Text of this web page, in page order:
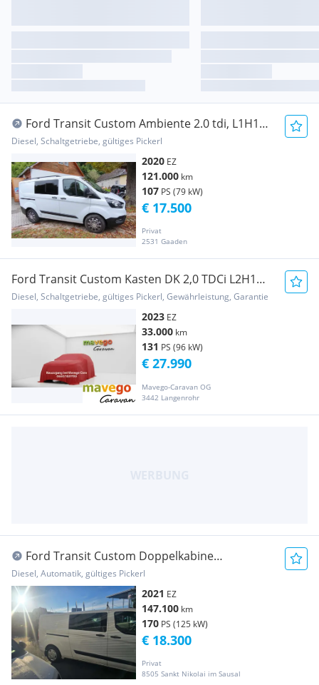
Ford Transit Custom Ambiente 2.0 tdi, L1H1
Transporter / Kastenwagen
Diesel, Schaltgetriebe, gültiges Pickerl
2020 EZ
121.000 km
107 PS (79 kW)
Privat
2531 Gaaden
€ 17.500
Ford Transit Custom Kasten DK 2,0 TDCi L2H1
320 Tren... Transporter / Kastenwagen
Diesel, Schaltgetriebe, gültiges Pickerl, Gewährleistung, Garantie
2023 EZ
33.000 km
131 PS (96 kW)
Mavego-Caravan OG
3442 Langenrohr
€ 27.990
Ford Transit Custom Doppelkabine
Transporter / Kastenwagen
Diesel, Automatik, gültiges Pickerl
2021 EZ
147.100 km
170 PS (125 kW)
Privat
8505 Sankt Nikolai im Sausal
€ 18.300